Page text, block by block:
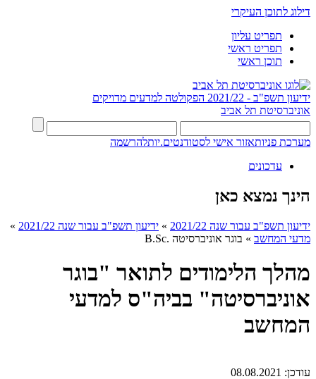
דילוג לתוכן העיקרי
תפריט עליון
תפריט ראשי
תוכן ראשי
ידיעון תשפ"ב - 2021/22
הפקולטה למדעים מדויקים
אוניברסיטת תל אביב
מערכת פניותאזור אישי לסטודנטים.יותלהרשמה
עדכונים
הינך נמצא כאן
ידיעון תשפ"ב עבור שנה 2021/22 » ידיעון תשפ"ב עבור שנה 2021/22
»
מדעי המחשב » בוגר אוניברסיטה .B.Sc
מהלך הלימודים לתואר "בוגר
אוניברסיטה" בביה"ס למדעי
המחשב
עודכן: 08.08.2021